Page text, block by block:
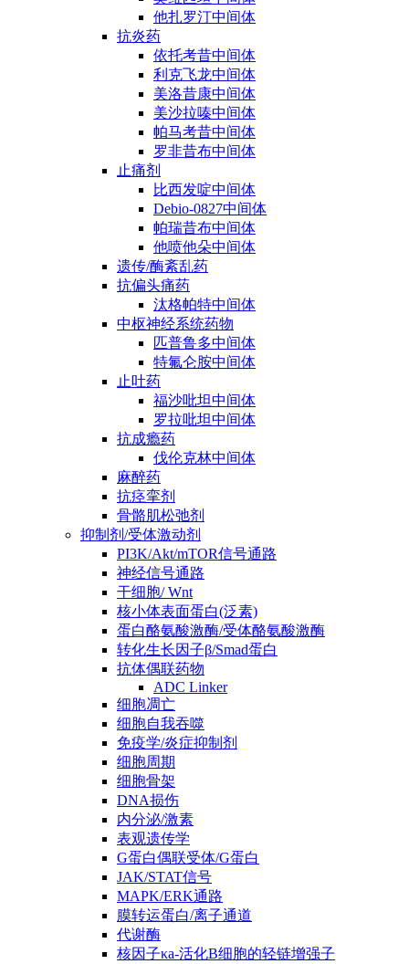
他扎罗汀中间体
抗炎药
依托考昔中间体
利克飞龙中间体
美洛昔康中间体
美沙拉嗪中间体
帕马考昔中间体
罗非昔布中间体
止痛剂
比西发啶中间体
Debio-0827中间体
帕瑞昔布中间体
他喷他朵中间体
遗传/酶紊乱药
抗偏头痛药
汰格帕特中间体
中枢神经系统药物
匹普鲁多中间体
特氟仑胺中间体
止吐药
福沙吡坦中间体
罗拉吡坦中间体
抗成瘾药
伐伦克林中间体
麻醉药
抗痉挛剂
骨骼肌松弛剂
抑制剂/受体激动剂
PI3K/Akt/mTOR信号通路
神经信号通路
干细胞/ Wnt
核小体表面蛋白(泛素)
蛋白酪氨酸激酶/受体酪氨酸激酶
转化生长因子β/Smad蛋白
抗体偶联药物
ADC Linker
细胞凋亡
细胞自我吞噬
免疫学/炎症抑制剂
细胞周期
细胞骨架
DNA损伤
内分泌/激素
表观遗传学
G蛋白偶联受体/G蛋白
JAK/STAT信号
MAPK/ERK通路
膜转运蛋白/离子通道
代谢酶
核因子κa-活化B细胞的轻链增强子